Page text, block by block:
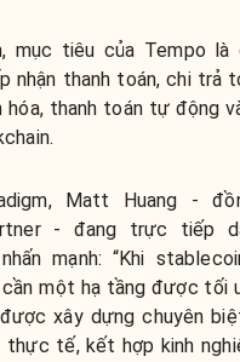
mục tiêu của Tempo là
nhận thanh toán, chi trả
thanh toán tự động
Matt Huang -
- đang trực tiếp
mạnh: “Khi
một hạ tầng được tối
xây dựng chuyên
thực tế, kết hợp kinh